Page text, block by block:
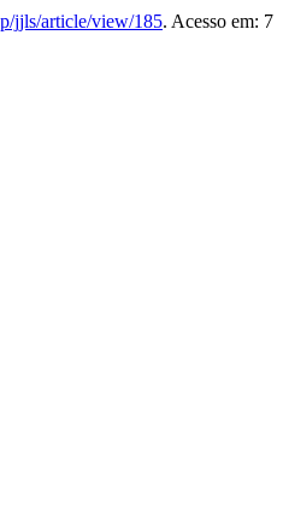
jjls/article/view/185. Acesso em: 7